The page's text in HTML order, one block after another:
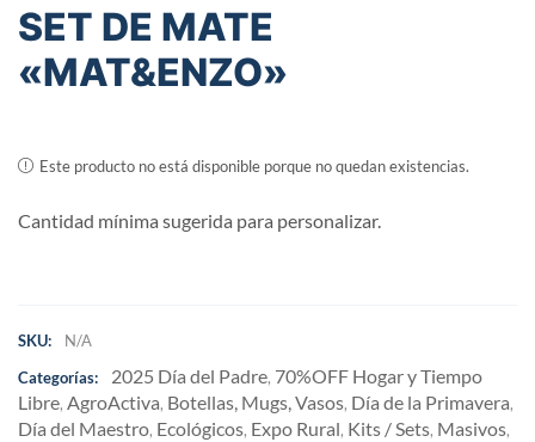
SET DE MATE
«MAT&ENZO»
Este producto no está disponible porque no quedan existencias.
Cantidad mínima sugerida para personalizar.
SKU:
N/A
Categorías:
2025 Día del Padre, 70%OFF Hogar y Tiempo
Libre, AgroActiva, Botellas, Mugs, Vasos, Día de la Primavera,
Día del Maestro, Ecológicos, Expo Rural, Kits / Sets, Masivos,